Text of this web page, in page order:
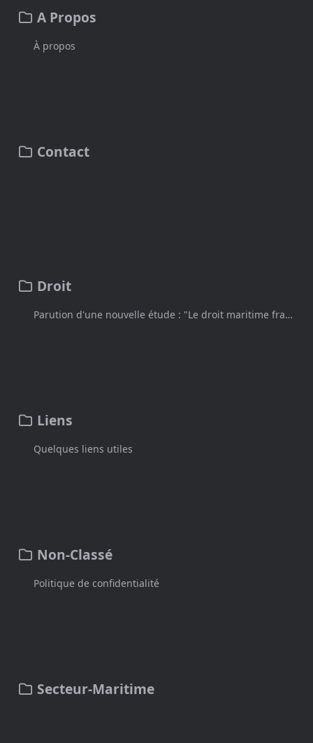
A Propos
À propos
Contact
Droit
Parution d'une nouvelle étude : "Le droit maritime français, cybersécurité et navires sans équipages"
Liens
Quelques liens utiles
Non-Classé
Politique de confidentialité
Secteur-Maritime